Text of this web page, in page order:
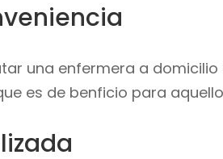
una enfermera a
es de benficio para